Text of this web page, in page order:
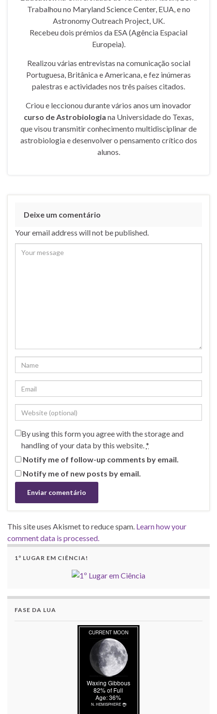
Trabalhou no Maryland Science Center, EUA, e no
Astronomy Outreach Project, UK.
Recebeu dois prémios da ESA (Agência Espacial
Europeia).
Realizou várias entrevistas na comunicação social
Portuguesa, Britânica e Americana, e fez inúmeras
palestras e actividades nos três países citados.
Criou e leccionou durante vários anos um inovador
curso de Astrobiologia na Universidade do Texas,
que visou transmitir conhecimento multidisciplinar de
astrobiologia e desenvolver o pensamento crítico dos
alunos.
Deixe um comentário
Your email address will not be published.
By using this form you agree with the storage and
handling of your data by this website.*
Notify me of follow-up comments by email.
Notify me of new posts by email.
This site uses Akismet to reduce spam. Learn how your
comment data is processed.
1º LUGAR EM CIÊNCIA!
FASE DA LUA